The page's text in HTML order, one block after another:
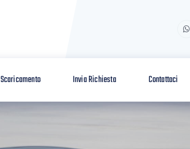
Scaricamento Invia Richiesta Contattaci